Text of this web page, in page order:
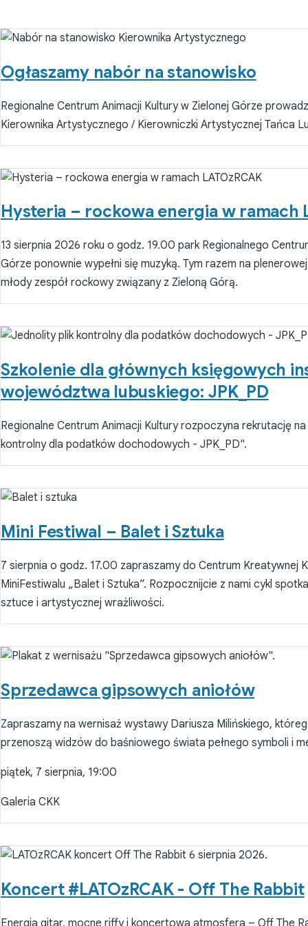
Ogłaszamy nabór na stanowisko
Regionalne Centrum Animacji Kultury w Zielonej Górze
Kierownika Artystycznego / Kierowniczki Artystycznej Tańca
Hysteria – rockowa energia w ramach
13 sierpnia 2026 roku o godz. 19.00 park Regionalnego
Górze ponownie wypełni się muzyką. Tym razem na
młody zespół rockowy związany z Zieloną Górą.
Szkolenie dla głównych księgowych
województwa lubuskiego: JPK_PD
Regionalne Centrum Animacji Kultury rozpoczyna rekrutację
kontrolny dla podatków dochodowych - JPK_PD".
Mini Festiwal – Balet i Sztuka
7 sierpnia o godz. 17.00 zapraszamy do Centrum Kreatywnej
MiniFestiwalu „Balet i Sztuka”. Rozpocznijcie z nami cykl
sztuce i artystycznej wrażliwości.
Sprzedawca gipsowych aniołów
Zapraszamy na wernisaż wystawy Dariusza Milińskiego,
przenoszą widzów do baśniowego świata pełnego symboli i
piątek, 7 sierpnia, 19:00
Galeria CKK
Koncert #LATOzRCAK - Off The Rabbit
Energia gitar, mocne riffy i koncertowa atmosfera – Off The